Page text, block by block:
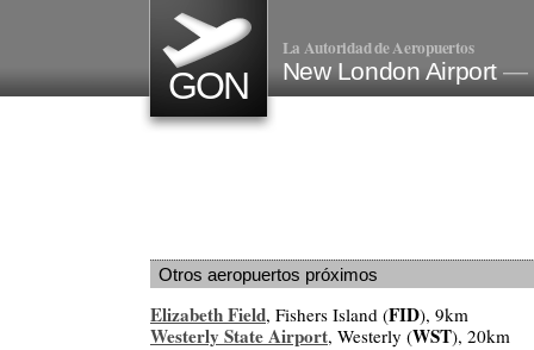
GON
La Autoridad de Aeropuertos
New London Airport—
Otros aeropuertos próximos
Elizabeth Field, Fishers Island (FID), 9km
Westerly State Airport, Westerly (WST), 20km